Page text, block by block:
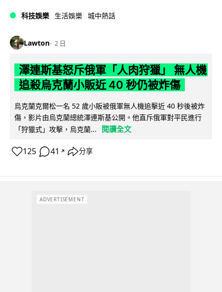
科技娛樂 生活娛樂 城中熱話
Lawton 2 日
澤連斯基怒斥俄軍「人肉狩獵」 無人機
追殺烏克蘭小販近 40 秒仍被炸傷
烏克蘭克爾松一名 52 歲小販被俄軍無人機追擊近 40 秒後被炸
傷，影片由烏克蘭總統澤連斯基公開。他直斥俄軍對平民進行
「狩獵式」攻擊，烏克蘭...
閱讀全文
125 41 ↗ 分享
ADVERTISEMENT